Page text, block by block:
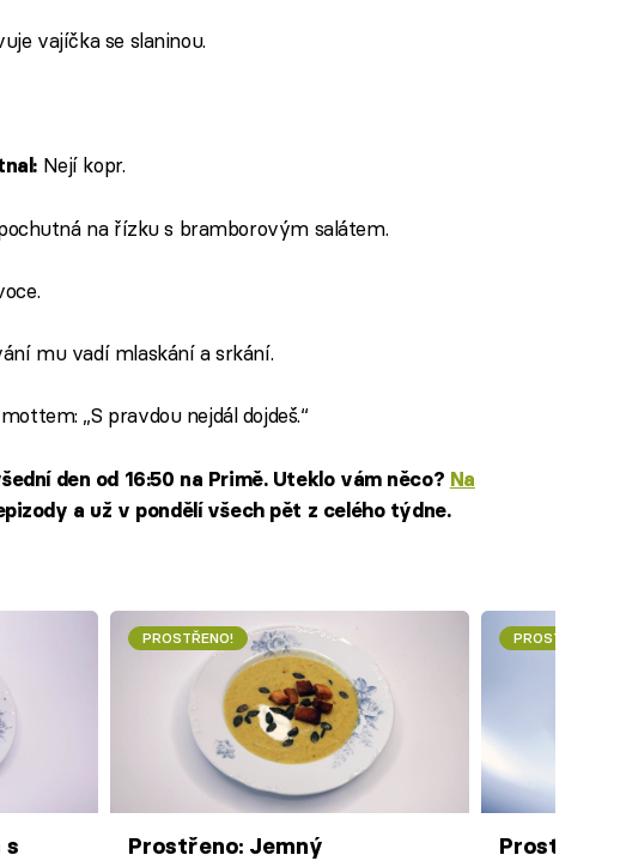
vajíčka se slaninou.
Nejí kopr.
na řízku s bramborovým salátem.
mu vadí mlaskání a srkání.
„S pravdou nejdál dojdeš.“
den od 16:50 na Primě. Uteklo vám něco? Na
a už v pondělí všech pět z celého týdne.
s
PROSTŘENO!
Prostřeno: Jemný
PROSTŘENO!
Prostřeno: